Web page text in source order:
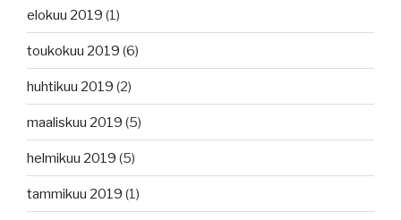
elokuu 2019 (1)
toukokuu 2019 (6)
huhtikuu 2019 (2)
maaliskuu 2019 (5)
helmikuu 2019 (5)
tammikuu 2019 (1)